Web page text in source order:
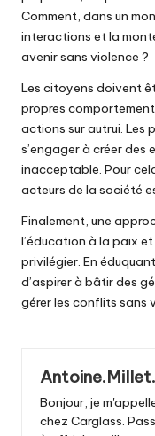
Comment, dans un
interactions et la
avenir sans violence ?
Les citoyens doivent
propres
actions sur autrui. Les
s’engager à créer des
inacceptable. Pour
acteurs de la société
Finalement, une
l’éducation à la paix
privilégier. En
d’aspirer à bâtir des
gérer les conflits sans
Bonjour, je
chez Carglass.